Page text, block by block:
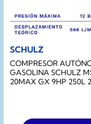
SCHULZ
COMPRESOR
GASOLINA SCHULZ
20MAX GX 9HP 250L